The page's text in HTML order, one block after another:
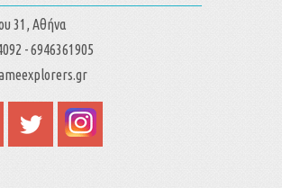
31, Αθήνα
- 6946361905